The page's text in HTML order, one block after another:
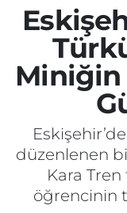
Miniğin
düzenlenen
Kara
öğrencinin
ASAYİŞ
SİYASET
EKONOMİ
SAĞLIK
EĞİTİM
İletişim
Künye
Süper Lig
Tüm
Son Dakika
Haber Arşivi